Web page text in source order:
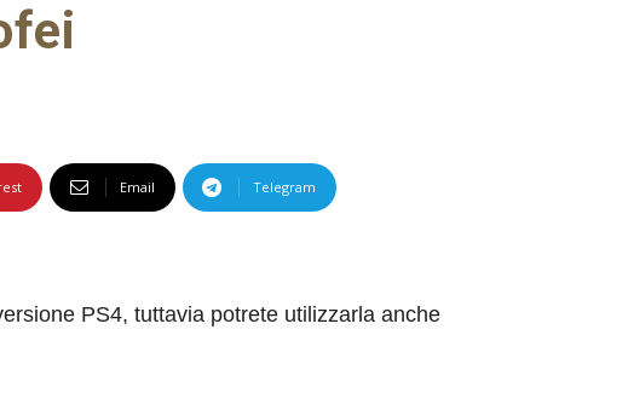
Email Telegram
PS4, tuttavia potrete utilizzarla anche